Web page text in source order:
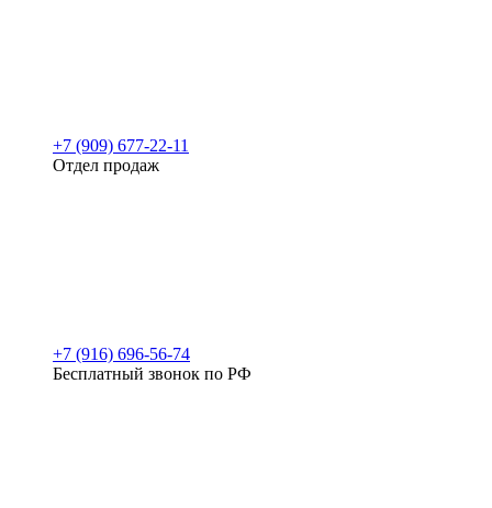
+7 (909) 677-22-11
Отдел продаж
+7 (916) 696-56-74
Бесплатный звонок по РФ